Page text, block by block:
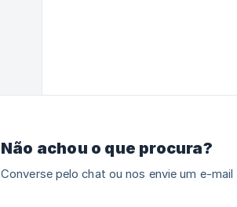
Não achou o que procura?
Converse pelo chat ou nos envie um e-mail